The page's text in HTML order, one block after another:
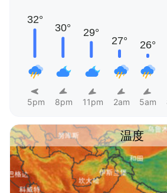
5pm 8pm 11pm 2am 5am
温度